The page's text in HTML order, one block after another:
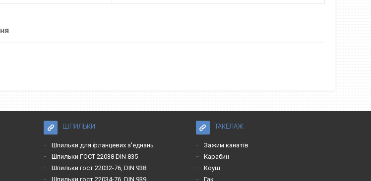
ШПИЛЬКИ
Шпильки для фланцевих з'еднань
Шпильки ГОСТ 22038 DIN 835
Шпильки гост 22032-76, DIN 938
Шпильки гост 22034-76, DIN 939
ТАКЕЛАЖ
Зажим канатів
Карабин
Коуш
Гак